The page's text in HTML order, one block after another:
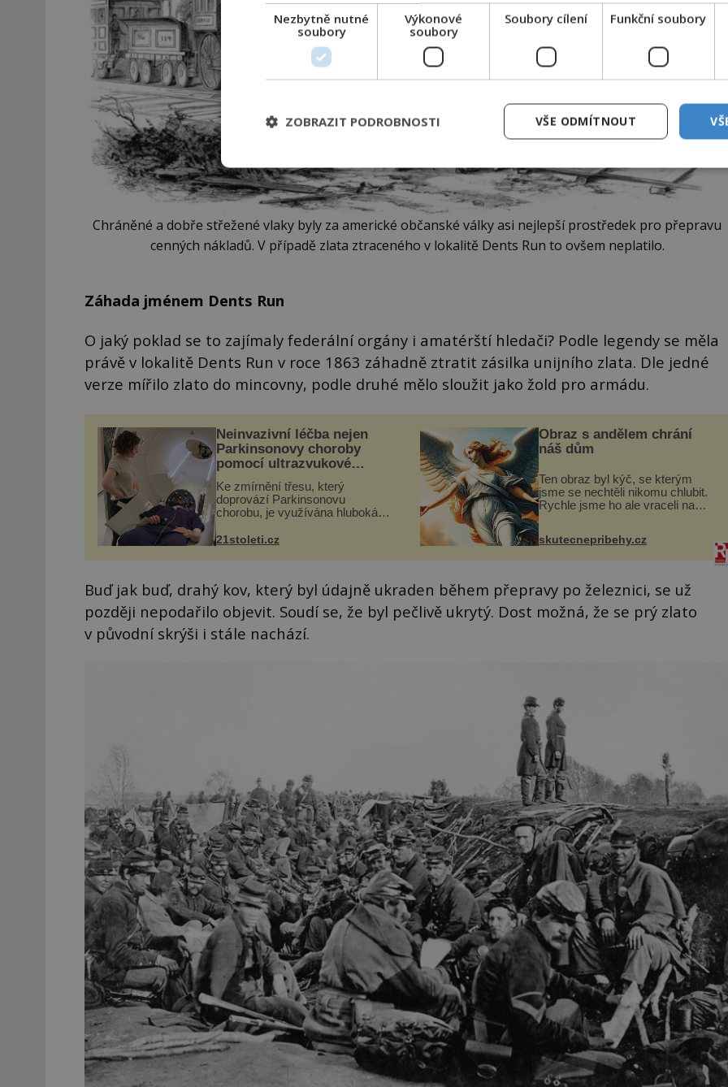
Chráněné a dobře střežené vlaky byly za americké občanské války asi nejlepší prostředek pro přepravu
cenných nákladů. V případě zlata ztraceného v lokalitě Dents Run to ovšem neplatilo.
Záhada jménem Dents Run
O jaký poklad se to zajímaly federální orgány i amatérští hledači? Podle legendy se měla
právě v lokalitě Dents Run v roce 1863 záhadně ztratit zásilka unijního zlata. Dle jedné
verze mířilo zlato do mincovny, podle druhé mělo sloužit jako žold pro armádu.
Neinvazivní léčba nejen
Parkinsonovy choroby
pomocí ultrazvukové
„helmy“
Ke zmírnění třesu, který
doprovází Parkinsonovu
chorobu, je využívána hluboká
vyžaduje vysoce invazivní
vhodný k dostatečně přesnému
21stoleti.cz
Obraz s andělem chrání
náš dům
Ten obraz byl kýč, se kterým
jsme se nechtěli nikomu chlubit.
Rychle jsme ho ale vraceli na
domek na severu Čech, kde
skutecnepribehy.cz
Buď jak buď, drahý kov, který byl údajně ukraden během přepravy po železnici, se už
později nepodařilo objevit. Soudí se, že byl pečlivě ukrytý. Dost možná, že se prý zlato
v původní skrýši i stále nachází.
Nezbytně nutné
soubory
Výkonové
soubory
Soubory cílení Funkční soubory
VŠE ODMÍTNOUT
ZOBRAZIT PODROBNOSTI